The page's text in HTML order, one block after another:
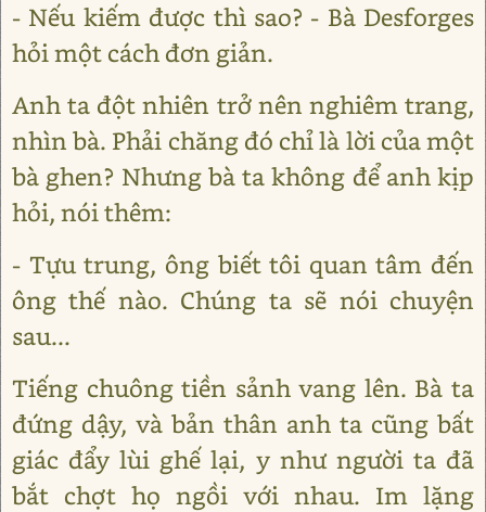
- Nếu kiếm được thì sao? - Bà Desforges
hỏi một cách đơn giản.
Anh ta đột nhiên trở nên nghiêm trang,
nhìn bà. Phải chăng đó chỉ là lời của một
bà ghen? Nhưng bà ta không để anh kịp
hỏi, nói thêm:
- Tựu trung, ông biết tôi quan tâm đến
ông thế nào. Chúng ta sẽ nói chuyện
sau...
Tiếng chuông tiền sảnh vang lên. Bà ta
đứng dậy, và bản thân anh ta cũng bất
giác đẩy lùi ghế lại, y như người ta đã
bắt chợt họ ngồi với nhau. Im lặng